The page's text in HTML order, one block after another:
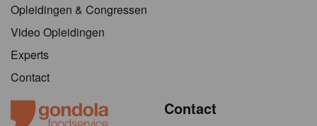
Opleidingen & Congressen
Video Opleidingen
Experts
Contact
Contact